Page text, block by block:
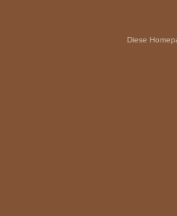
Diese